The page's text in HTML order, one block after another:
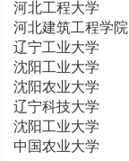
河北工程大学
河北建筑工程学院
辽宁工业大学
沈阳工业大学
沈阳农业大学
辽宁科技大学
沈阳工业大学
中国农业大学